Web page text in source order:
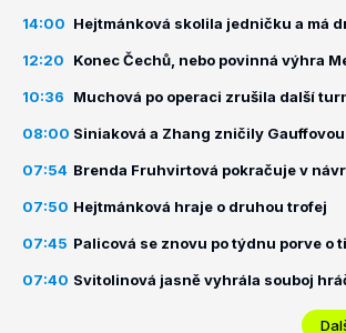
14:00 Hejtmánková skolila jedničku a má
12:20 Konec Čechů, nebo povinná výhra
10:36 Muchová po operaci zrušila další
08:00 Siniaková a Zhang zničily
07:54 Brenda Fruhvirtová pokračuje v
07:50 Hejtmánková hraje o druhou trofej
07:45 Palicová se znovu po týdnu porve o
07:40 Svitolinová jasně vyhrála souboj